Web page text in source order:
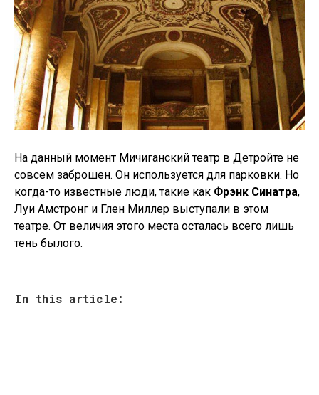
На данный момент Мичиганский театр в Детройте не
совсем заброшен. Он используется для парковки. Но
когда-то известные люди, такие как Фрэнк Синатра,
Луи Амстронг и Глен Миллер выступали в этом
театре. От величия этого места осталась всего лишь
тень былого.
In this article: